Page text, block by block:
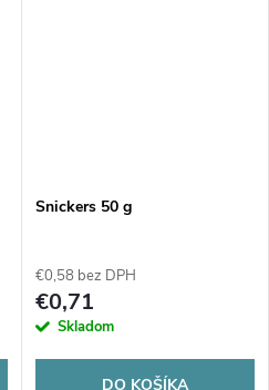
Snickers 50 g
€0,58 bez DPH
€0,71
Skladom
DO KOŠÍKA